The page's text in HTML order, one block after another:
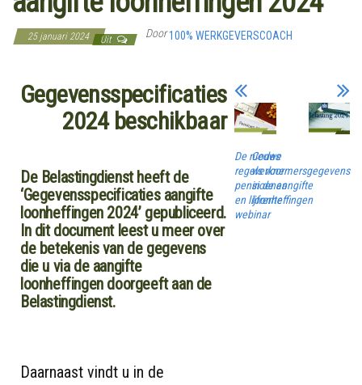
25 januari 2024 Uit Door100% WERKGEVERSCOACH
Gegevensspecificaties
2024 beschikbaar
De Belastingdienst heeft de
‘Gegevensspecificaties aangifte
loonheffingen 2024’ gepubliceerd.
In dit document leest u meer over
de betekenis van de gegevens
die u via de aangifte
loonheffingen doorgeeft aan de
Belastingdienst.
Daarnaast vindt u in de
De nieuwe
regels voor
pensioenen
en lijfrente
webinar
Codes
werknemersgegevens
in de aangifte
loonheffingen